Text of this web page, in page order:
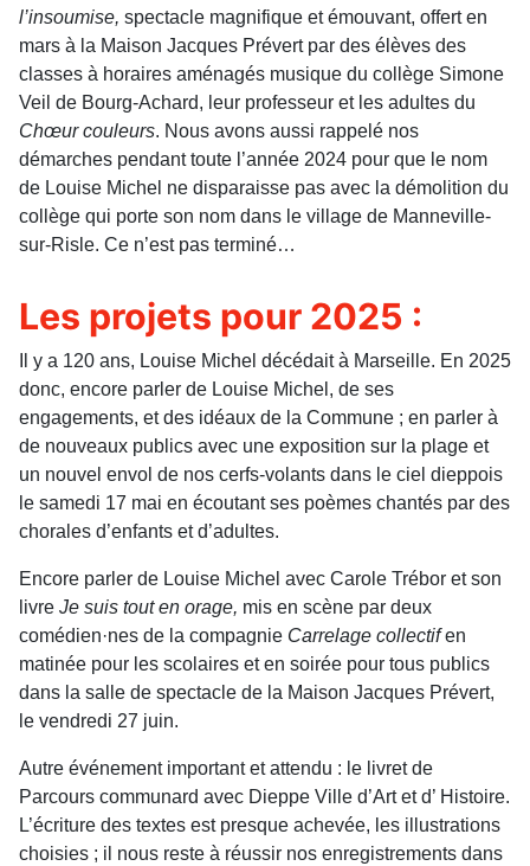
l’insoumise, spectacle magnifique et émou­vant, offert en
mars à la Maison Jacques Prévert par des élèves des
classes à horaires aménagés musique du collège Simone
Veil de Bourg-Achard, leur professeur et les adultes du
Chœur couleurs. Nous avons aussi rappelé nos
démarches pendant toute l’an­née 2024 pour que le nom
de Louise Michel ne disparaisse pas avec la démolition du
collège qui porte son nom dans le vil­lage de Manneville-
sur-Risle. Ce n’est pas terminé…
Les projets pour 2025 :
Il y a 120 ans, Louise Michel décédait à Marseille. En 2025
donc, encore parler de Louise Michel, de ses
engagements, et des idéaux de la Commune ; en parler à
de nouveaux publics avec une exposition sur la plage et
un nouvel envol de nos cerfs-volants dans le ciel dieppois
le samedi 17 mai en écoutant ses poèmes chantés par des
chorales d’enfants et d’adultes.
Encore parler de Louise Michel avec Carole Trébor et son
livre Je suis tout en orage, mis en scène par deux
comédien·nes de la com­pagnie Carrelage collectifen
mati­née pour les scolaires et en soirée pour tous publics
dans la salle de spectacle de la Maison Jacques Prévert,
le vendredi 27 juin.
Autre événement important et attendu : le livret de
Parcours communard avec Dieppe Ville d’Art et d’ Histoire.
L’écriture des textes est presque achevée, les illustrations
choisies ; il nous reste à réussir nos enregistre­ments dans